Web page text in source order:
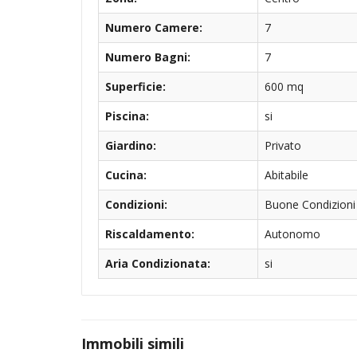
Numero Camere:
7
Numero Bagni:
7
Superficie:
600 mq
Piscina:
si
Giardino:
Privato
Cucina:
Abitabile
Condizioni:
Buone Condizioni
Riscaldamento:
Autonomo
Aria Condizionata:
si
Immobili simili